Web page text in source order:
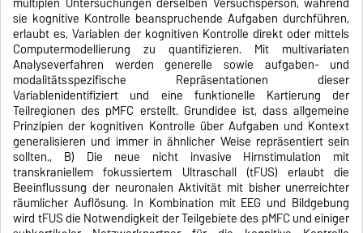
sie kognitive Kontrolle beanspruchende Aufgaben durchführen,
erlaubt es, Variablen der kognitiven Kontrolle direkt oder mittels
Computermodellierung zu quantifizieren. Mit multivariaten
Analyseverfahren werden generelle sowie aufgaben- und
modalitätsspezifische Repräsentationen dieser
Variablenidentifiziert und eine funktionelle Kartierung der
Teilregionen des pMFC erstellt. Grundidee ist, dass allgemeine
Prinzipien der kognitiven Kontrolle über Aufgaben und Kontext
generalisieren und immer in ähnlicher Weise repräsentiert sein
sollten., B) Die neue nicht invasive Hirnstimulation mit
transkraniellem fokussiertem Ultraschall (tFUS) erlaubt die
Beeinflussung der neuronalen Aktivität mit bisher unerreichter
räumlicher Auflösung. In Kombination mit EEG und Bildgebung
wird tFUS die Notwendigkeit der Teilgebiete des pMFC und einiger